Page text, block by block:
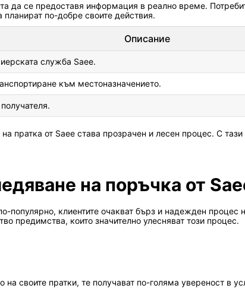
да се предоставя информация в реално време.
по-добре своите действия.
Описание
служба Saee.
към местоназначението.
пратка от Saee става прозрачен и лесен процес. С
на поръчка от
популярно, клиентите очакват бърз и надежден процес
предимства, които значително улесняват този процес.
своите пратки, те получават по-голяма увереност в